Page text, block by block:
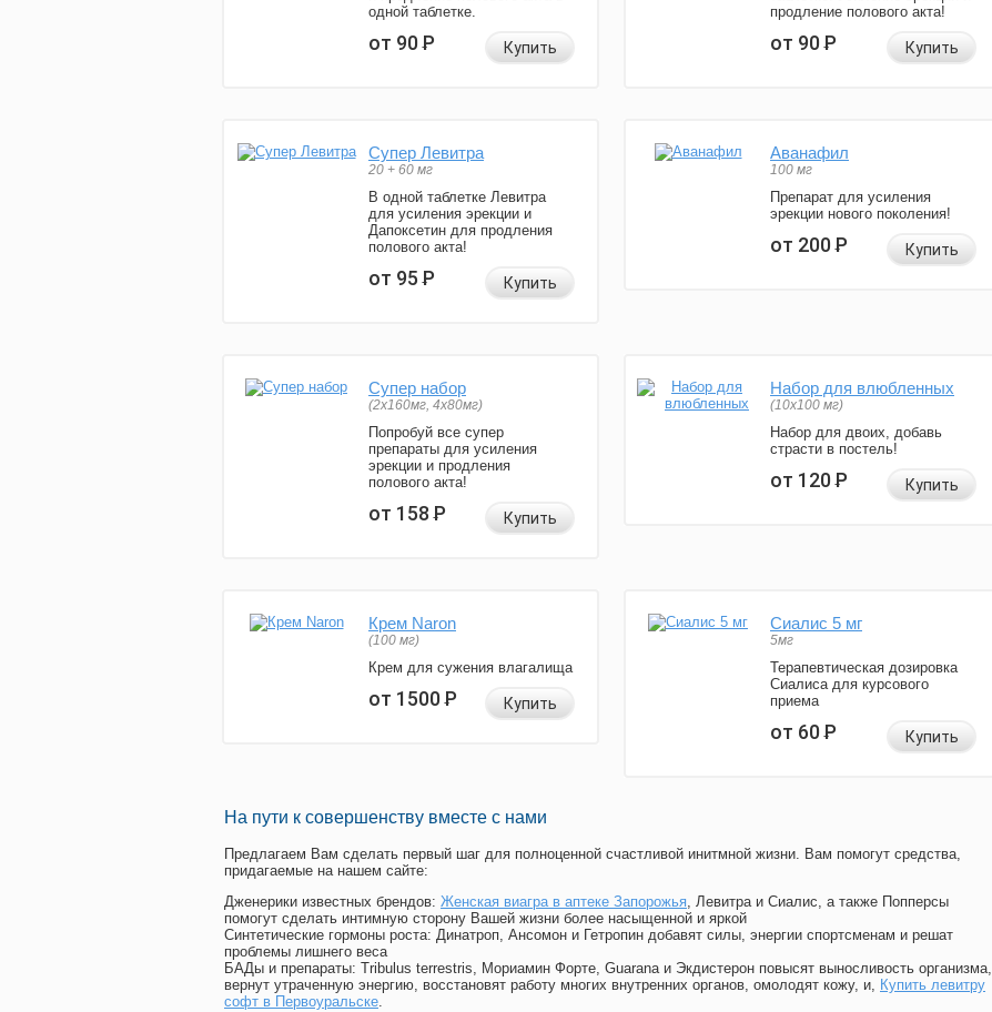
одной таблетке.
от 90Р Купить
продление полового акта!
от 90Р Купить
Супер Левитра
20 + 60 мг
В одной таблетке Левитра
для усиления эрекции и
Дапоксетин для продления
полового акта!
от 95Р Купить
Аванафил
100 мг
Препарат для усиления
эрекции нового поколения!
от 200Р Купить
Супер набор
(2х160мг, 4х80мг)
Попробуй все супер
препараты для усиления
эрекции и продления
полового акта!
от 158Р Купить
Набор для влюбленных
(10х100 мг)
Набор для двоих, добавь
страсти в постель!
от 120Р Купить
Крем Naron
(100 мг)
Крем для сужения влагалища
от 1500Р Купить
Сиалис 5 мг
5мг
Терапевтическая дозировка
Сиалиса для курсового
приема
от 60Р Купить
На пути к совершенству вместе с нами
Предлагаем Вам сделать первый шаг для полноценной счастливой инитмной жизни. Вам помогут средства,
придагаемые на нашем сайте:
Дженерики известных брендов: Женская виагра в аптеке Запорожья, Левитра и Сиалис, а также Попперсы
помогут сделать интимную сторону Вашей жизни более насыщенной и яркой
Синтетические гормоны роста: Динатроп, Ансомон и Гетропин добавят силы, энергии спортсменам и решат
проблемы лишнего веса
БАДы и препараты: Tribulus terrestris, Мориамин Форте, Guarana и Экдистерон повысят выносливость организма,
вернут утраченную энергию, восстановят работу многих внутренних органов, омолодят кожу, и, Купить левитру
софт в Первоуральске.